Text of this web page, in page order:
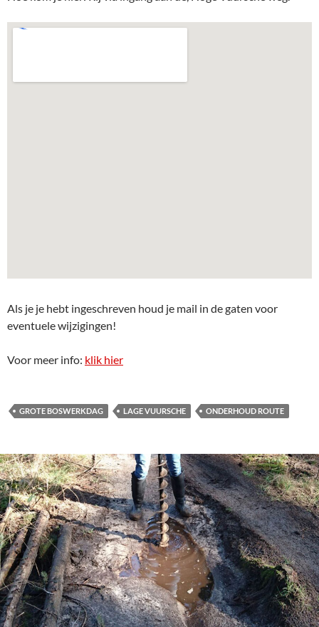
Als je je hebt ingeschreven houd je mail in de gaten voor
eventuele wijzigingen!
Voor meer info: klik hier
GROTE BOSWERKDAG LAGE VUURSCHE ONDERHOUD ROUTE